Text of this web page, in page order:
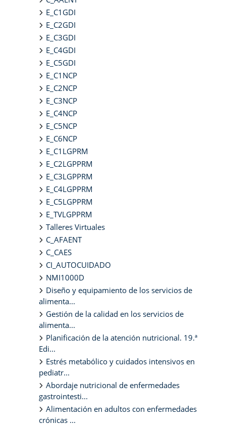
E_C1GDI
E_C2GDI
E_C3GDI
E_C4GDI
E_C5GDI
E_C1NCP
E_C2NCP
E_C3NCP
E_C4NCP
E_C5NCP
E_C6NCP
E_C1LGPRM
E_C2LGPPRM
E_C3LGPPRM
E_C4LGPPRM
E_C5LGPPRM
E_TVLGPPRM
Talleres Virtuales
C_AFAENT
C_CAES
CI_AUTOCUIDADO
NMI1000D
Diseño y equipamiento de los servicios de
alimenta...
Gestión de la calidad en los servicios de
alimenta...
Planificación de la atención nutricional. 19.ª
Edi...
Estrés metabólico y cuidados intensivos en
pediatr...
Abordaje nutricional de enfermedades
gastrointesti...
Alimentación en adultos con enfermedades
crónicas ...